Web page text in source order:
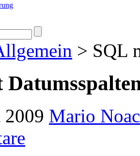
> SQL
2009 Mario